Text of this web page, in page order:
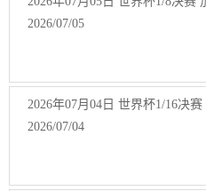
2026/07/05
2026年07月04日 世界杯1/16决
2026/07/04